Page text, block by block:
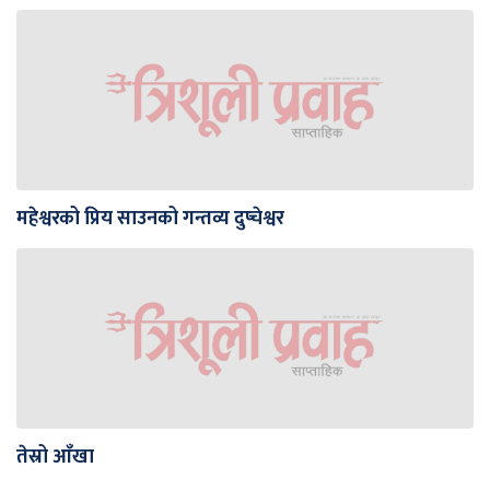
महेश्वरको प्रिय साउनको गन्तव्य दुप्चेश्वर
तेस्रो आँखा